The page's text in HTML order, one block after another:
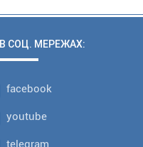
СОЦ. МЕРЕЖАХ:
facebook
youtube
telegram